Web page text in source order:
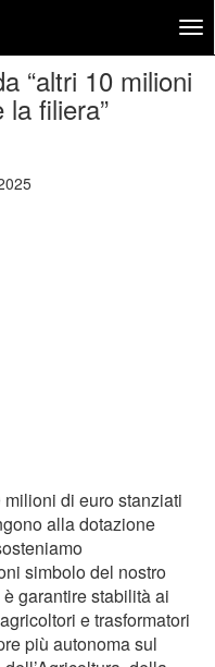
“altri 10 milioni
filiera”
di euro stanziati
alla dotazione
simbolo del nostro
garantire stabilità ai
e trasformatori
più autonoma sul